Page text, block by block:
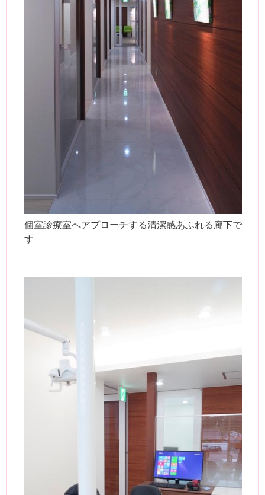
個室診療室へアプローチする清潔感あふれる廊下で
す